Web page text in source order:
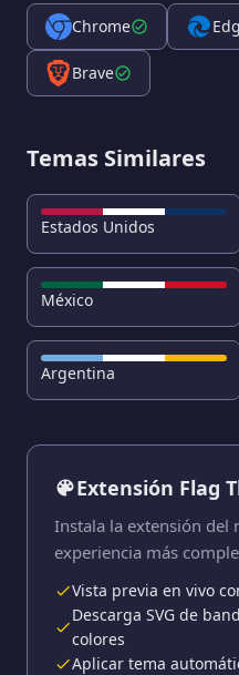
Chrome
Brave
Temas Similares
Estados Unidos
México
Argentina
Extensión Flag
Instala la extensión del
experiencia más
Vista previa en vivo
Descarga SVG de
colores
Aplicar tema